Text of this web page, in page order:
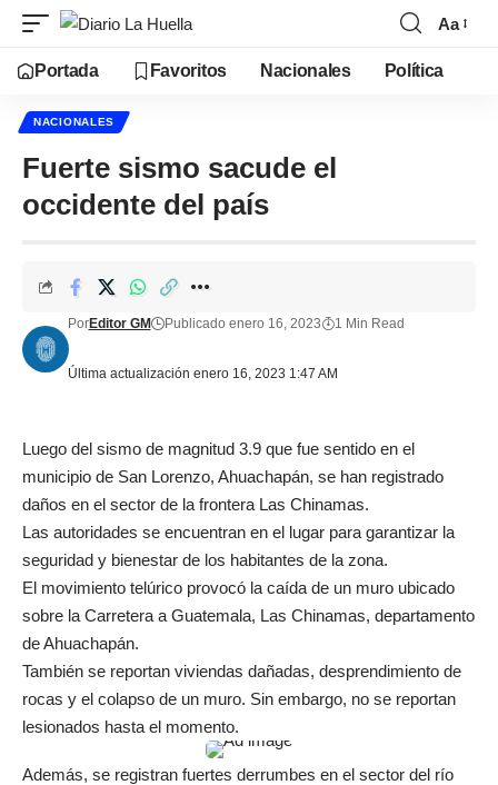
Aa
Portada Favoritos Nacionales Política
NACIONALES
Fuerte sismo sacude el
occidente del país
Última actualización enero 16, 2023 1:47 AM
PorEditor GM Publicado enero 16, 2023 1 Min Read
Luego del sismo de magnitud 3.9 que fue sentido en el
municipio de San Lorenzo, Ahuachapán, se han registrado
daños en el sector de la frontera Las Chinamas.
Las autoridades se encuentran en el lugar para garantizar la
seguridad y bienestar de los habitantes de la zona.
El movimiento telúrico provocó la caída de un muro ubicado
sobre la Carretera a Guatemala, Las Chinamas, departamento
de Ahuachapán.
También se reportan viviendas dañadas, desprendimiento de
rocas y el colapso de un muro. Sin embargo, no se reportan
lesionados hasta el momento.
Además, se registran fuertes derrumbes en el sector del río